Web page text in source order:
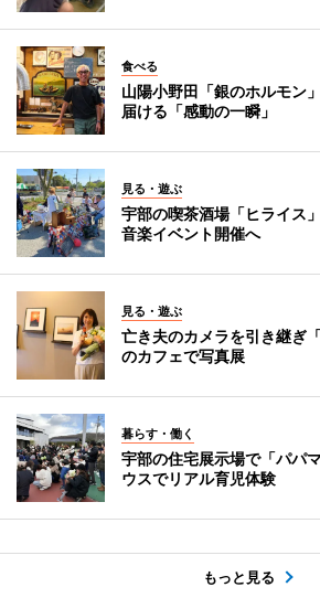
食べる
山陽小野田「銀のホルモ
届ける「感動の一瞬」
見る・遊ぶ
宇部の喫茶酒場「ヒライ
音楽イベント開催へ
見る・遊ぶ
亡き夫のカメラを引き継ぎ
のカフェで写真展
暮らす・働く
宇部の住宅展示場で「パパ
ウスでリアル育児体験
もっと見る